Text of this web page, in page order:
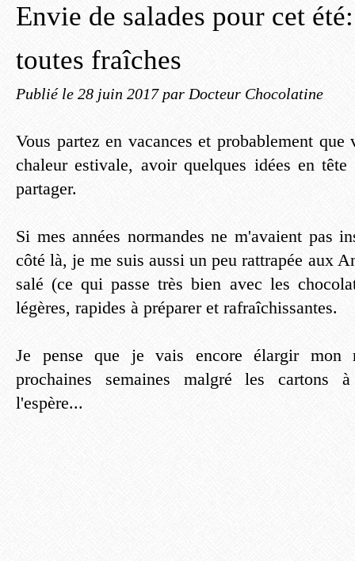
Envie de salades pour cet
toutes fraîches
Publié le 28 juin 2017 par Docteur Chocolatine
Vous partez en vacances et probablement que
chaleur estivale, avoir quelques idées en tête
partager.
Si mes années normandes ne m'avaient pas
côté là, je me suis aussi un peu rattrapée aux
salé (ce qui passe très bien avec les
légères, rapides à préparer et rafraîchissantes.
Je pense que je vais encore élargir mon
prochaines semaines malgré les cartons
l'espère...